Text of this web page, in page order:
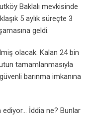
Baklalı mevkisinde
5 aylık süreçte 3
geldi.
olacak. Kalan 24 bin
tamamlanmasıyla
barınma imkanına
İddia ne? Bunlar